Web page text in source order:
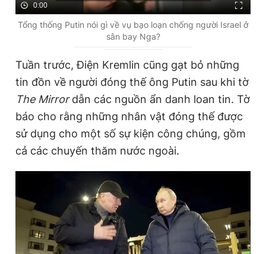
0:00
Tổng thống Putin nói gì về vụ bạo loạn chống người Israel ở
sân bay Nga?
Tuần trước, Điện Kremlin cũng gạt bỏ những
tin đồn về người đóng thế ông Putin sau khi tờ
The Mirrordẫn các nguồn ẩn danh loan tin. Tờ
báo cho rằng những nhân vật đóng thế được
sử dụng cho một số sự kiện công chúng, gồm
cả các chuyến thăm nước ngoài.